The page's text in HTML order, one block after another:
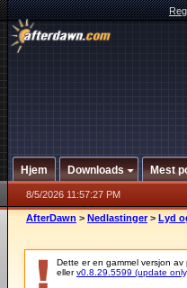
Hjem Downloads Mest
8/5/2026 11:57:27 PM
AfterDawn > Nedlastinger > Lyd
Dette er en gammel versjon
ellerv0.8.29.5599 (update